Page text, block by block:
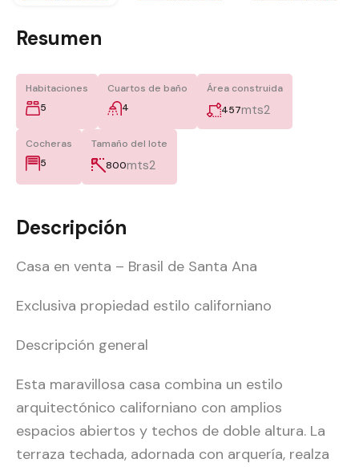
Resumen
Habitaciones
5
Cuartos de baño
4
Área construida
457mts2
Cocheras
5
Tamaño del lote
800mts2
Descripción
Casa en venta – Brasil de Santa Ana
Exclusiva propiedad estilo californiano
Descripción general
Esta maravillosa casa combina un estilo
arquitectónico californiano con amplios
espacios abiertos y techos de doble altura. La
terraza techada, adornada con arquería, realza